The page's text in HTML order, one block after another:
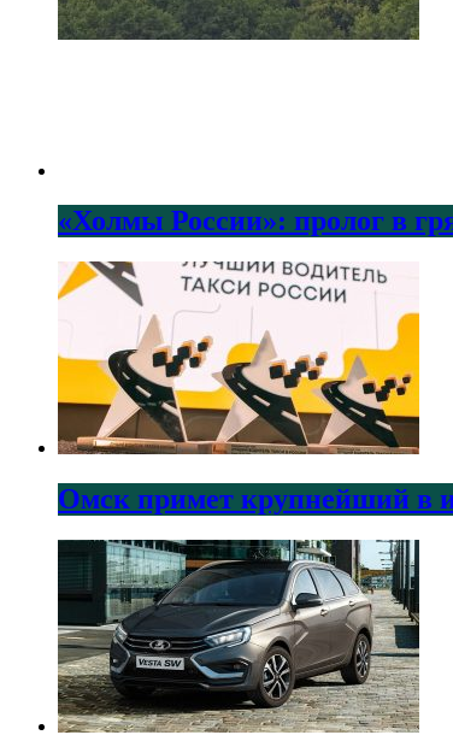
«Холмы России»: пролог в
Омск примет крупнейший в